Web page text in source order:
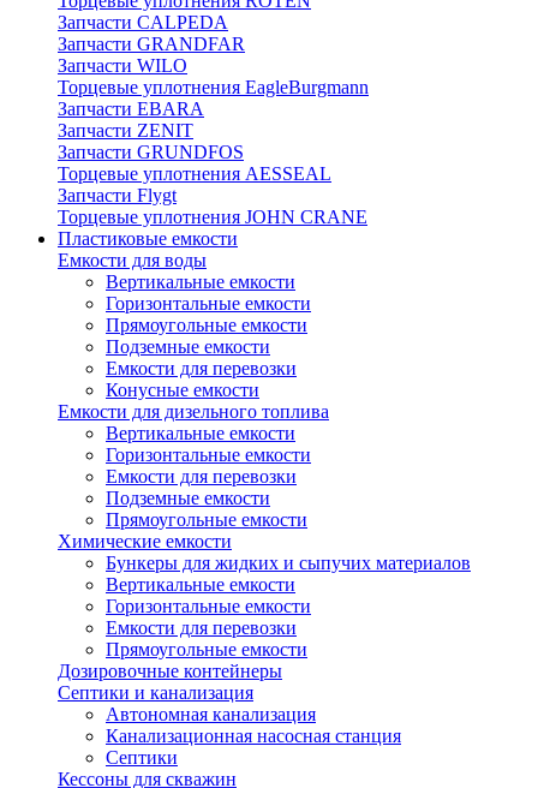
Запчасти CALPEDA
Запчасти GRANDFAR
Запчасти WILO
Торцевые уплотнения EagleBurgmann
Запчасти EBARA
Запчасти ZENIT
Запчасти GRUNDFOS
Торцевые уплотнения AESSEAL
Запчасти Flygt
Торцевые уплотнения JOHN CRANE
Пластиковые емкости
Емкости для воды
Вертикальные емкости
Горизонтальные емкости
Прямоугольные емкости
Подземные емкости
Емкости для перевозки
Конусные емкости
Емкости для дизельного топлива
Вертикальные емкости
Горизонтальные емкости
Емкости для перевозки
Подземные емкости
Прямоугольные емкости
Химические емкости
Бункеры для жидких и сыпучих материалов
Вертикальные емкости
Горизонтальные емкости
Емкости для перевозки
Прямоугольные емкости
Дозировочные контейнеры
Септики и канализация
Автономная канализация
Канализационная насосная станция
Септики
Кессоны для скважин